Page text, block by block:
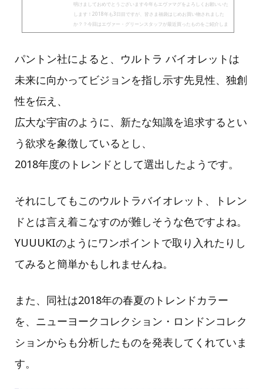
明けましておめでとうございます今年もエヴァマグをよろしくお願いいた
します！2018年も3日目ですが、皆さま福袋はじめお買い物されました
か？？今回はエヴァー・グリーンスタッフが最近買ったものをご紹介しま
す★モデル：YUUUKIの最近買ったものNEPENTHES×BEAMS NE...
パントン社によると、ウルトラ バイオレットは
未来に向かってビジョンを指し示す先見性、独創
性を伝え、
広大な宇宙のように、新たな知識を追求するとい
う欲求を象徴しているとし、
2018年度のトレンドとして選出したようです。
それにしてもこのウルトラバイオレット、トレン
ドとは言え着こなすのが難しそうな色ですよね。
YUUUKIのようにワンポイントで取り入れたりし
てみると簡単かもしれませんね。
また、同社は2018年の春夏のトレンドカラー
を、ニューヨークコレクション・ロンドンコレク
ションからも分析したものを発表してくれていま
す。